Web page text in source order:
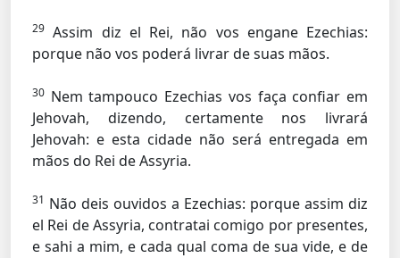
29 Assim diz el Rei, não vos engane Ezechias:
porque não vos poderá livrar de suas mãos.
30 Nem tampouco Ezechias vos faça confiar em
Jehovah, dizendo, certamente nos livrará
Jehovah: e esta cidade não será entregada em
mãos do Rei de Assyria.
31 Não deis ouvidos a Ezechias: porque assim diz
el Rei de Assyria, contratai comigo por presentes,
e sahi a mim, e cada qual coma de sua vide, e de